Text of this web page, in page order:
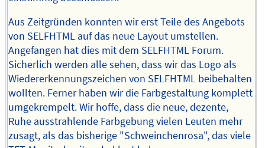
Aus Zeitgründen konnten wir erst Teile des Angebots
von SELFHTML auf das neue Layout umstellen.
Angefangen hat dies mit dem SELFHTML Forum.
Sicherlich werden alle sehen, dass wir das Logo als
Wiedererkennungszeichen von SELFHTML beibehalten
wollten. Ferner haben wir die Farbgestaltung komplett
umgekrempelt. Wir hoffe, dass die neue, dezente,
Ruhe ausstrahlende Farbgebung vielen Leuten mehr
zusagt, als das bisherige "Schweinchenrosa", das viele